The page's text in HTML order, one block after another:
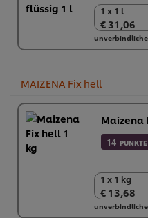
1 x 1 l
€ 31,06
1 x 1 l
€ 31,06
6 x 1 L
unverbindliche
MAIZENA Fix hell
Maizena
14 PUNKTE
1 x 1 kg
€ 13,68
1 x 1 kg
€ 13,68
6 x 1 kg
unverbindliche